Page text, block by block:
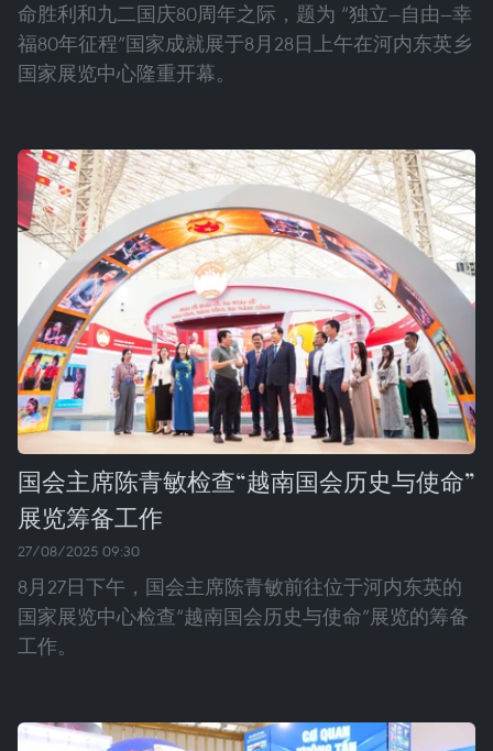
命胜利和九二国庆80周年之际，题为 “独立—自由—幸
福80年征程”国家成就展于8月28日上午在河内东英乡
国家展览中心隆重开幕。
国会主席陈青敏检查“越南国会历史与使命”
展览筹备工作
27/08/2025 09:30
8月27日下午，国会主席陈青敏前往位于河内东英的
国家展览中心检查“越南国会历史与使命”展览的筹备
工作。